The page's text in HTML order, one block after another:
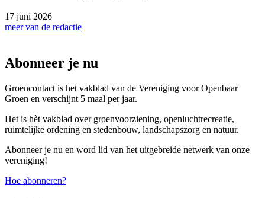
17 juni 2026
meer van de redactie
Abonneer je nu
Groencontact is het vakblad van de Vereniging voor Openbaar
Groen en verschijnt 5 maal per jaar.
Het is hèt vakblad over groenvoorziening, openluchtrecreatie,
ruimtelijke ordening en stedenbouw, landschapszorg en natuur.
Abonneer je nu en word lid van het uitgebreide netwerk van onze
vereniging!
Hoe abonneren?